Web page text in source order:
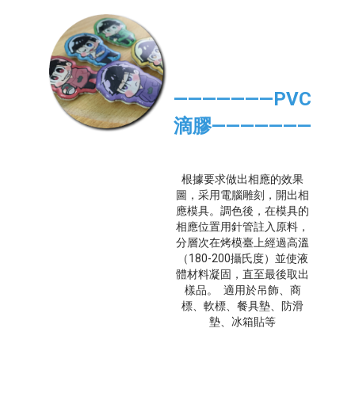
———————PVC
滴膠———————
根據要求做出相應的效果
圖，采用電腦雕刻，開出相
應模具。調色後，在模具的
相應位置用針管註入原料，
分層次在烤模臺上經過高溫
（180-200攝氏度）並使液
體材料凝固，直至最後取出
樣品。 適用於吊飾、商
標、軟標、餐具墊、防滑
墊、冰箱貼等